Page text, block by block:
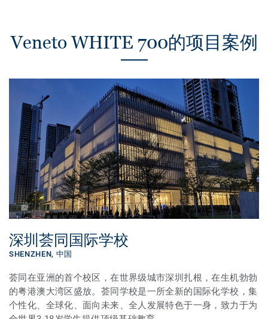
Veneto WHITE 700的项目案例
深圳荟同国际学校
SHENZHEN, 中国
荟同在亚洲的首个校区，在世界级城市深圳扎根，在生机勃勃
的粤港澳大湾区盛放。荟同学校是一所全新的国际化学校，集
个性化、全球化、面向未来、全人发展特色于一身，致力于为